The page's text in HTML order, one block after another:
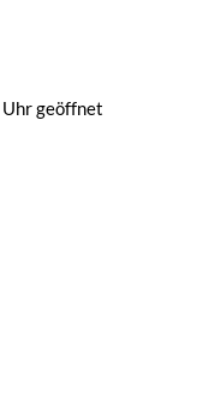
geöffnet